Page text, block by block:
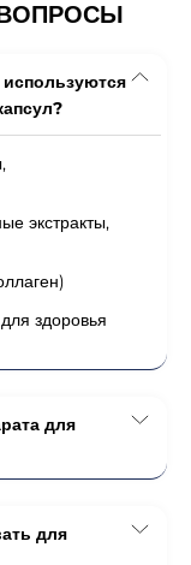
экстракты,
здоровья
для
для